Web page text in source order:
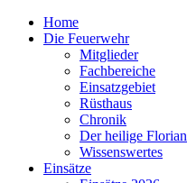
Home
Die Feuerwehr
Mitglieder
Fachbereiche
Einsatzgebiet
Rüsthaus
Chronik
Der heilige Florian
Wissenswertes
Einsätze